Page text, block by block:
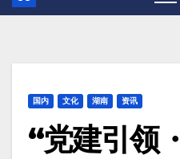
国内 文化 湖南 资讯
“党建引领